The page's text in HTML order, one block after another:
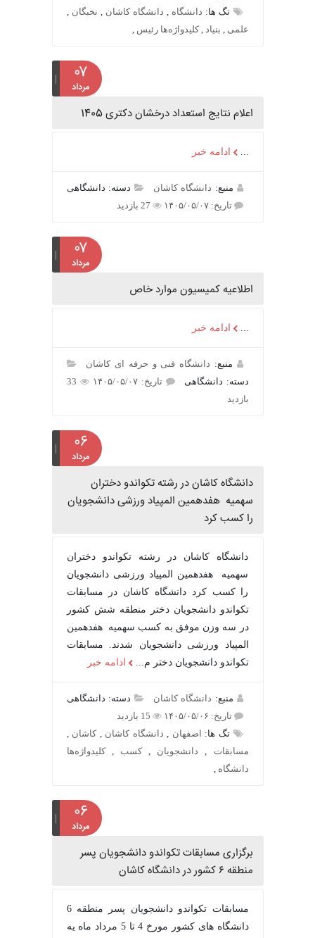
تگ ها: دانشگاه,دانشگاه کاشان ,نخبگان ,
بنیاد, کلیدواژه‌ها رئیس,
۰۷
مرداد
اعلام نتایج استعداد درخشان دکتری 1405
ادامه خبر
منبع:دانشگاه کاشان
دسته: دانشگاهی
تاریخ: ۱۴۰۵/۰۵/۰۷
27 بازدید
۰۷
مرداد
اطلاعیه کمیسیون موارد خاص
ادامه خبر
منبع:دانشگاه فنی و حرفه ای کاشان
دسته: دانشگاهی
تاریخ: ۱۴۰۵/۰۵/۰۷
33
۰۶
مرداد
دانشگاه کاشان در رشته تکواندو دختران
سهمیه هفدهمین المپیاد ورزشی دانشجویان
را کسب کرد
دانشگاه کاشان در رشته تکواندو دختران
سهمیه هفدهمین المپیاد ورزشی دانشجویان
را کسب کرد دانشگاه کاشان در مسابقات
تکواندو دانشجویان دختر منطقه شش کشور
در سه وزن موفق به کسب سهمیه هفدهمین
المپیاد ورزشی دانشجویان شدند. مسابقات
تکواندو دانشجویان دختر م...
ادامه خبر
منبع:دانشگاه کاشان
دسته: دانشگاهی
تاریخ: ۱۴۰۵/۰۵/۰۶
15 بازدید
تگ ها:اصفهان ,دانشگاه کاشان ,کاشان,
مسابقات,دانشجویان,کسب ,کلیدواژه‌ها
دانشگاه,
۰۶
مرداد
برگزاری مسابقات تکواندو دانشجویان پسر
منطقه ۶ کشور در دانشگاه کاشان
مسابقات تکواندو دانشجویان پسر منطقه 6
دانشگاه های کشور مورخ 4 تا 5 مرداد ماه یه